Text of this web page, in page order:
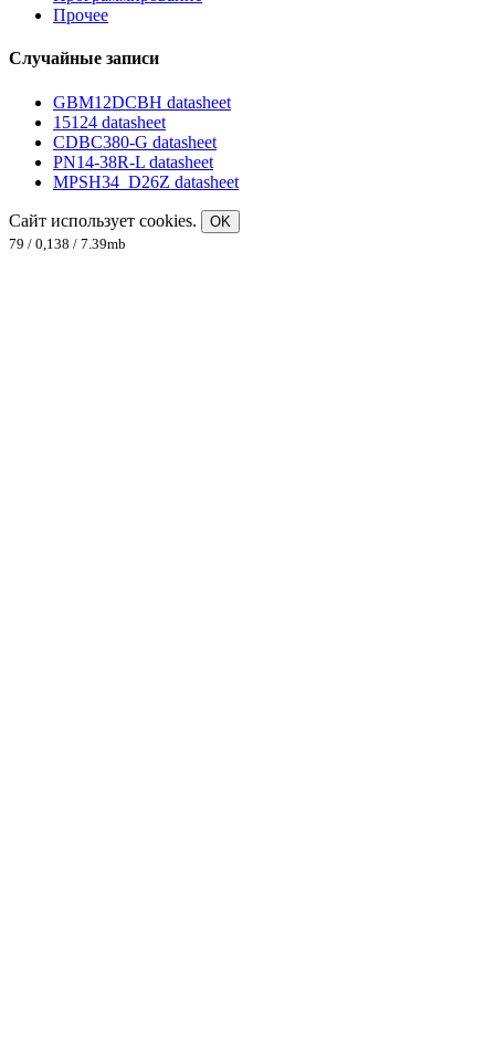
Прочее
Случайные записи
GBM12DCBH datasheet
15124 datasheet
CDBC380-G datasheet
PN14-38R-L datasheet
MPSH34_D26Z datasheet
Сайт использует cookies.
OK
79 / 0,138 / 7.39mb